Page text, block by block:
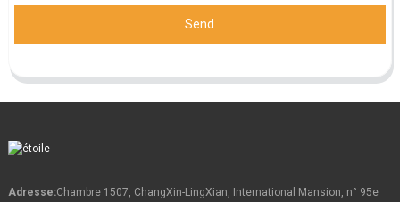
Send
Adresse:Chambre 1507, ChangXin-LingXian, International Mansion, n° 95e